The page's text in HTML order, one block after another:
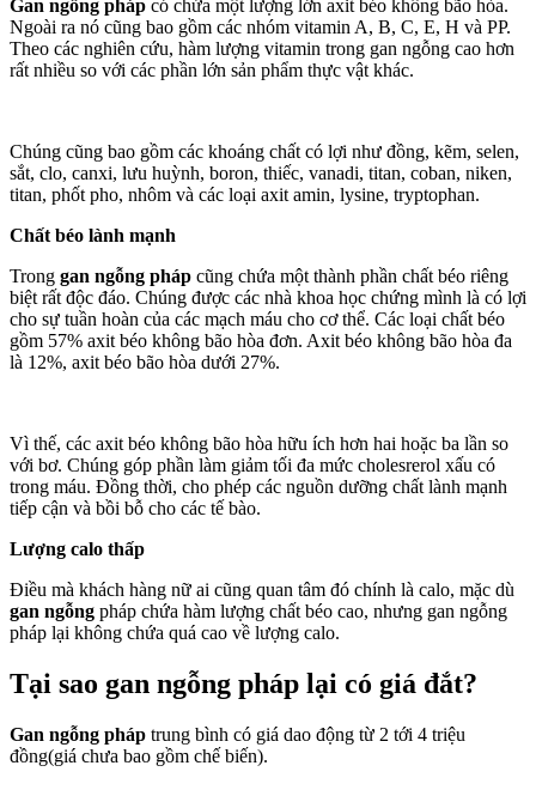
Gan ngỗng pháp có chứa một lượng lớn axit béo không bão hòa.
Ngoài ra nó cũng bao gồm các nhóm vitamin A, B, C, E, H và PP.
Theo các nghiên cứu, hàm lượng vitamin trong gan ngỗng cao hơn
rất nhiều so với các phần lớn sản phẩm thực vật khác.
Chúng cũng bao gồm các khoáng chất có lợi như đồng, kẽm, selen,
sắt, clo, canxi, lưu huỳnh, boron, thiếc, vanadi, titan, coban, niken,
titan, phốt pho, nhôm và các loại axit amin, lysine, tryptophan.
Chất béo lành mạnh
Trong gan ngỗng pháp cũng chứa một thành phần chất béo riêng
biệt rất độc đáo. Chúng được các nhà khoa học chứng mình là có lợi
cho sự tuần hoàn của các mạch máu cho cơ thể. Các loại chất béo
gồm 57% axit béo không bão hòa đơn. Axit béo không bão hòa đa
là 12%, axit béo bão hòa dưới 27%.
Vì thế, các axit béo không bão hòa hữu ích hơn hai hoặc ba lần so
với bơ. Chúng góp phần làm giảm tối đa mức cholesrerol xấu có
trong máu. Đồng thời, cho phép các nguồn dưỡng chất lành mạnh
tiếp cận và bồi bỗ cho các tế bào.
Lượng calo thấp
Điều mà khách hàng nữ ai cũng quan tâm đó chính là calo, mặc dù
gan ngỗng pháp chứa hàm lượng chất béo cao, nhưng gan ngỗng
pháp lại không chứa quá cao về lượng calo.
Tại sao gan ngỗng pháp lại có giá đắt?
Gan ngỗng pháp trung bình có giá dao động từ 2 tới 4 triệu
đồng(giá chưa bao gồm chế biến).